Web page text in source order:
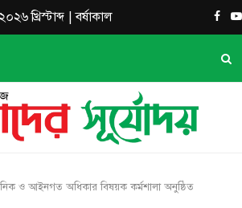
খ্রিস্টাব্দ | বর্ষাকাল
ও আইনগত অধিকার বিষয়ক কর্মশালা অনুষ্ঠিত